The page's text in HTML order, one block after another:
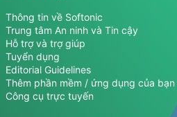
Thông tin về Softonic
Trung tâm An ninh và Tin cậy
Hỗ trợ và trợ giúp
Tuyển dụng
Editorial Guidelines
Thêm phần mềm / ứng dụng của bạn
Công cụ trực tuyến